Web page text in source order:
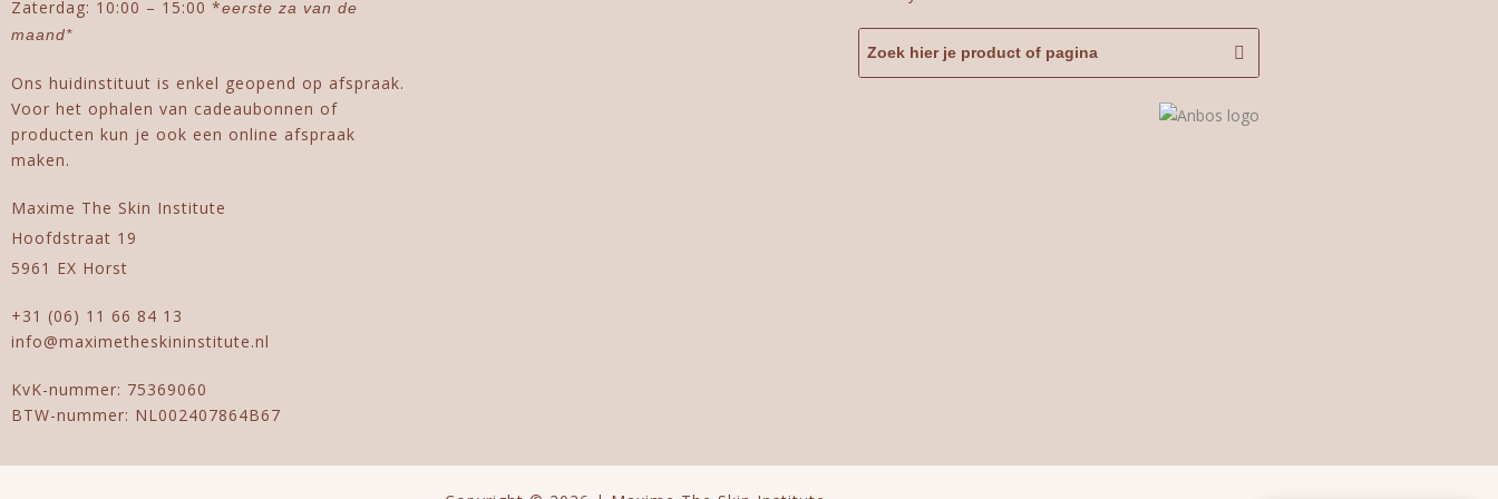
Zaterdag: 10:00 – 15:00 *eerste za van de
maand*
Ons huidinstituut is enkel geopend op afspraak.
Voor het ophalen van cadeaubonnen of
producten kun je ook een online afspraak
maken.
Maxime The Skin Institute
Hoofdstraat 19
5961 EX Horst
+31 (06) 11 66 84 13
info@maximetheskininstitute.nl
KvK-nummer: 75369060
BTW-nummer: NL002407864B67